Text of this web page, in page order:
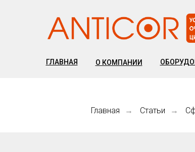
О КОМПАНИИ
ГЛАВНАЯ
Главная → Статьи →